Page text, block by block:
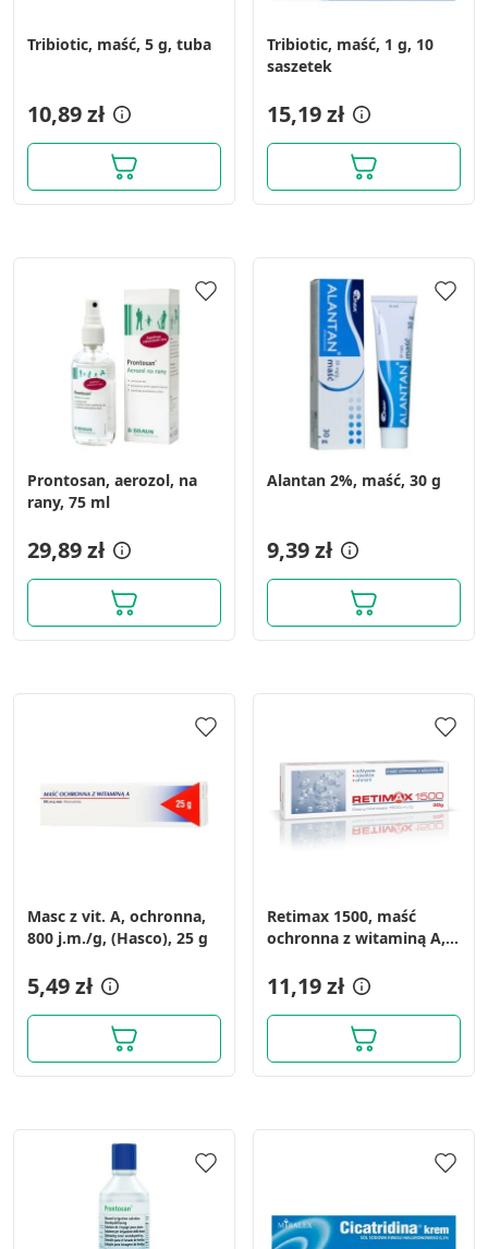
Tribiotic, maść, 5 g, tuba
10,89 zł
Tribiotic, maść, 1 g, 10
saszetek
15,19 zł
Prontosan, aerozol, na
rany, 75 ml
29,89 zł
Alantan 2%, maść, 30 g
9,39 zł
Masc z vit. A, ochronna,
800 j.m./g, (Hasco), 25 g
5,49 zł
Retimax 1500, maść
ochronna z witaminą A,
11,19 zł